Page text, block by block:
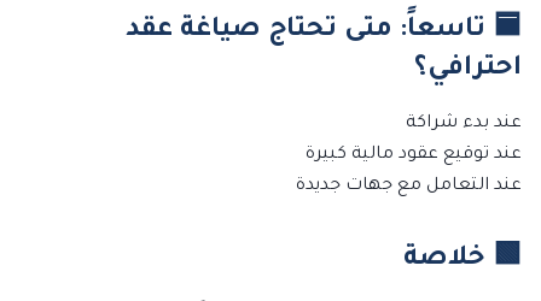
🟦 تاسعاً: متى تحتاج صياغة عقد
احترافي؟
عند بدء شراكة
عند توقيع عقود مالية كبيرة
عند التعامل مع جهات جديدة
🟩 خلاصة